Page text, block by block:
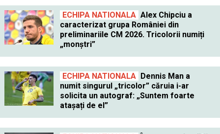
ECHIPA NATIONALA Alex Chipciu a
caracterizat grupa României din
preliminariile CM 2026. Tricolorii numiți
„monștri”
ECHIPA NATIONALA Dennis Man a
numit singurul „tricolor” căruia i-ar
solicita un autograf: „Suntem foarte
atașați de el”